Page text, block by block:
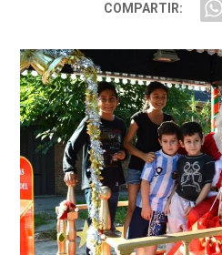
COMPARTIR: